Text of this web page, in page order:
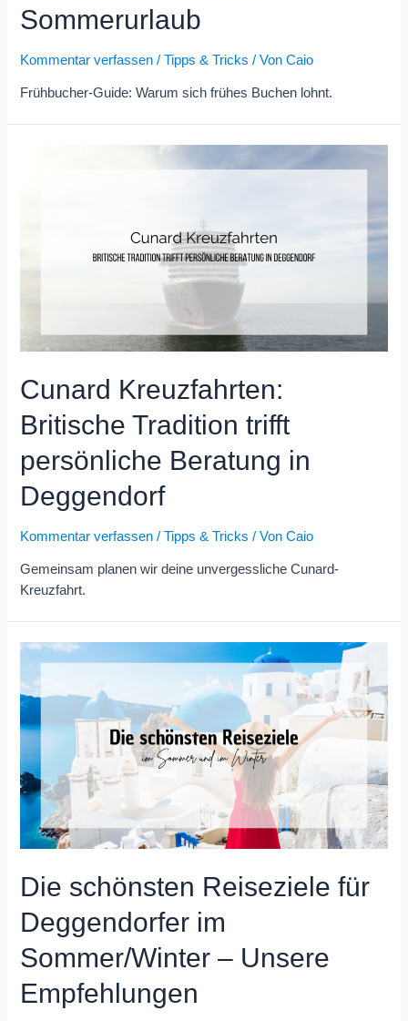
Sommerurlaub
Kommentar verfassen /Tipps & Tricks / VonCaio
Frühbucher-Guide: Warum sich frühes Buchen lohnt.
Cunard Kreuzfahrten:
Britische Tradition trifft
persönliche Beratung in
Deggendorf
Kommentar verfassen /Tipps & Tricks / VonCaio
Gemeinsam planen wir deine unvergessliche Cunard-
Kreuzfahrt.
Die schönsten Reiseziele für
Deggendorfer im
Sommer/Winter – Unsere
Empfehlungen